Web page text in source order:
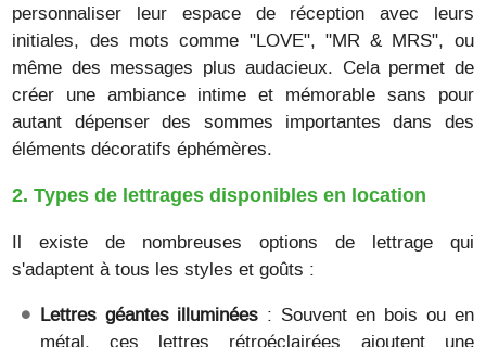
personnaliser leur espace de réception avec leurs
initiales, des mots comme "LOVE", "MR & MRS", ou
même des messages plus audacieux. Cela permet de
créer une ambiance intime et mémorable sans pour
autant dépenser des sommes importantes dans des
éléments décoratifs éphémères.
2. Types de lettrages disponibles en location
Il existe de nombreuses options de lettrage qui
s'adaptent à tous les styles et goûts :
Lettres géantes illuminées : Souvent en bois ou en
métal, ces lettres rétroéclairées ajoutent une